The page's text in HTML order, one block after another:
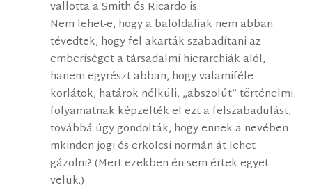
vallotta a Smith és Ricardo is.
Nem lehet-e, hogy a baloldaliak nem abban
tévedtek, hogy fel akarták szabadítani az
emberiséget a társadalmi hierarchiák alól,
hanem egyrészt abban, hogy valamiféle
korlátok, határok nélküli, „abszolút” történelmi
folyamatnak képzelték el ezt a felszabadulást,
továbbá úgy gondolták, hogy ennek a nevében
mkinden jogi és erkölcsi normán át lehet
gázolni? (Mert ezekben én sem értek egyet
velük.)